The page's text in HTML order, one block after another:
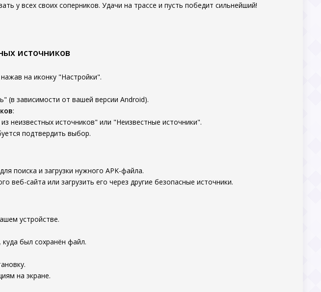
у всех своих соперников. Удачи на трассе и пусть победит сильнейший!
источников
на иконку "Настройки".
(в зависимости от вашей версии Android).
:
неизвестных источников" или "Неизвестные источники".
подтвердить выбор.
поиска и загрузки нужного APK-файла.
веб-сайта или загрузить его через другие безопасные источники.
устройстве.
куда был сохранён файл.
на экране.